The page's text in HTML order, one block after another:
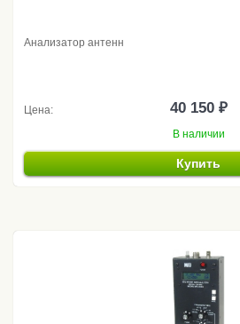
Анализатор антенн
Цена: 40 150 ₽
В наличии
Купить